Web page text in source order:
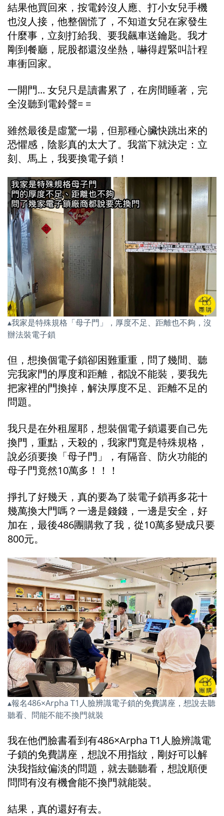
結果他買回來，按電鈴沒人應、打小女兒手機
也沒人接，他整個慌了，不知道女兒在家發生
什麼事，立刻打給我、要我飆車送鑰匙。我才
剛到餐廳，屁股都還沒坐熱，嚇得趕緊叫計程
車衝回家。
一開門... 女兒只是讀書累了，在房間睡著，完
全沒聽到電鈴聲= =
雖然最後是虛驚一場，但那種心臟快跳出來的
恐懼感，陰影真的太大了。我當下就決定：立
刻、馬上，我要換電子鎖！
▴我家是特殊規格「母子門」，厚度不足、距離也不夠，沒
辦法裝電子鎖
但，想換個電子鎖卻困難重重，問了幾間、聽
完我家門的厚度和距離，都說不能裝，要我先
把家裡的門換掉，解決厚度不足、距離不足的
問題。
我只是在外租屋耶，想裝個電子鎖還要自己先
換門，重點，天殺的，我家門寬是特殊規格，
說必須要換「母子門」，有隔音、防火功能的
母子門竟然10萬多！！！
掙扎了好幾天，真的要為了裝電子鎖再多花十
幾萬換大門嗎？一邊是錢錢，一邊是安全，好
加在，最後486團購救了我，從10萬多變成只要
800元。
▴報名486×Arpha T1人臉辨識電子鎖的免費講座，想說去聽
聽看、問能不能不換門就裝
我在他們臉書看到有486×Arpha T1人臉辨識電
子鎖的免費講座，想說不用指紋，剛好可以解
決我指紋偏淡的問題，就去聽聽看，想說順便
問問有沒有機會能不換門就能裝。
結果，真的還好有去。